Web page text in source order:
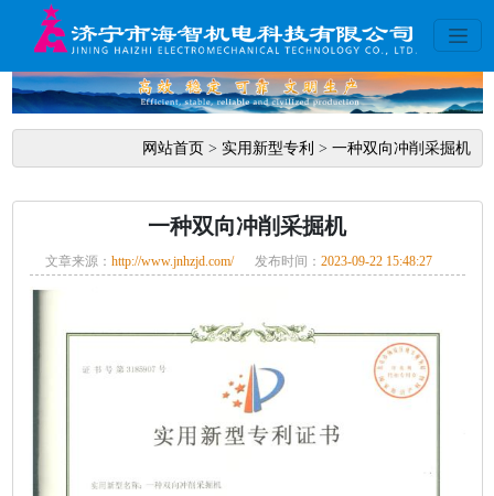
网站首页> 实用新型专利 > 一种双向冲削采掘机
一种双向冲削采掘机
文章来源： http://www.jnhzjd.com/ 发布时间： 2023-09-22 15:48:27